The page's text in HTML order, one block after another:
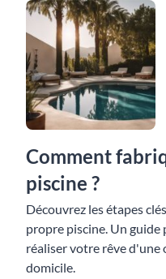
Comment
piscine ?
Découvrez les étapes
propre piscine. Un
réaliser votre rêve d'une
domicile.